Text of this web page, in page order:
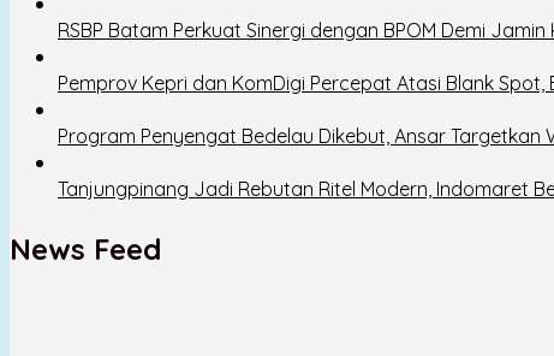
RSBP Batam Perkuat Sinergi dengan BPOM Demi
Pemprov Kepri dan KomDigi Percepat Atasi Blank Spot,
Program Penyengat Bedelau Dikebut, Ansar
Tanjungpinang Jadi Rebutan Ritel Modern, Indomaret
News Feed